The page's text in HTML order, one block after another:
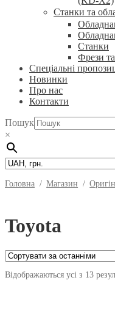
Станки та
Станки
Фрези
Спеціальні
Новинки
Про нас
Контакти
Пошук
×
Головна / Магазин /
Toyota
Відображаються усі з 13